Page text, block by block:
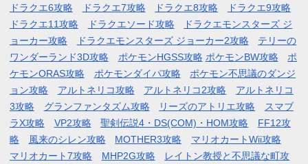
ドラクエ6攻略 ドラクエ7攻略 ドラクエ8攻略
ドラクエ9攻略
ドラクエ11攻略
ドラクエソード攻略
ドラクエモンスターズ ジ
ョーカー攻略
ドラクエモンスターズ ジョーカー2攻略
テリーの
ワンダーランド3D攻略
ポケモンHGSS攻略 ポケモンBW攻略
ポ
ケモンORAS攻略
ポケモンダイパ攻略
ポケモン不思議のダンジ
ョン攻略
アルトネリコ攻略 アルトネリコ2攻略
アルトネリコ
3攻略
グランファンタズム攻略 リーズのアトリエ攻略
スマブ
ラX攻略
VP2攻略 聖剣伝説4・DS(COM)・HOM攻略
FF12攻
略
風来のシレン攻略 MOTHER3攻略
マリオカートWii攻略
マリオカート7攻略
MHP2G攻略 レイトン教授と不思議な町攻